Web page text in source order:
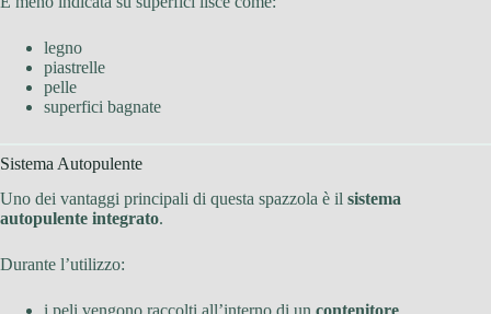
legno
piastrelle
pelle
superfici bagnate
Sistema Autopulente
Uno dei vantaggi principali di questa spazzola è il sistema
autopulente integrato.
Durante l’utilizzo: